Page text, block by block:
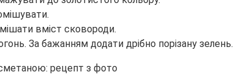
вміст сковороди.
За бажанням додати дрібно порізану зелень.